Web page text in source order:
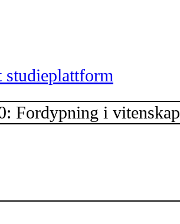
studieplattform
Fordypning i